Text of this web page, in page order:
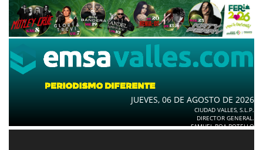
JUEVES, 06 DE AGOSTO DE 2026
CIUDAD VALLES, S.L.P.
DIRECTOR GENERAL.
SAMUEL ROA BOTELLO